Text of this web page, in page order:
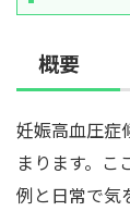
概要
妊娠高血圧症
まります。こ
例と日常で気